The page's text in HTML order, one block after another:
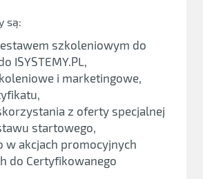
są:
szkoleniowym do
ISYSTEMY.PL,
i marketingowe,
z oferty specjalnej
startowego,
w akcjach promocyjnych
do Certyfikowanego